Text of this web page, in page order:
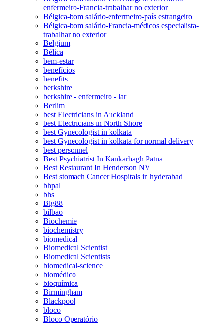
enfermeiro-Francia-trabalhar no exterior
Bélgica-bom salário-enfermeiro-país estrangeiro
Bélgica-bom salário-Francia-médicos especialista-
trabalhar no exterior
Belgium
Bélica
bem-estar
benefícios
benefits
berkshire
berkshire - enfermeiro - lar
Berlim
best Electricians in Auckland
best Electricians in North Shore
best Gynecologist in kolkata
best Gynecologist in kolkata for normal delivery
best personnel
Best Psychiatrist In Kankarbagh Patna
Best Restaurant In Henderson NV
Best stomach Cancer Hospitals in hyderabad
bhpal
bhs
Big88
bilbao
Biochemie
biochemistry
biomedical
Biomedical Scientist
Biomedical Scientists
biomedical-science
biomédico
bioquímica
Birmingham
Blackpool
bloco
Bloco Operatório